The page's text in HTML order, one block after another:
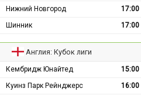
Нижний Новгород
17:00
Шинник
17:00
Англия: Кубок лиги
Кембридж Юнайтед 15:00
Куинз Парк Рейнджерс
16:00